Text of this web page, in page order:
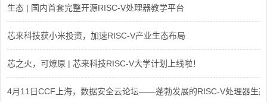
生态 | 国内首套完整开源RISC-V处理器教学平台
芯来科技获小米投资，加速RISC-V产业生态布局
芯之火，可燎原 | 芯来科技RISC-V大学计划上线啦！
4月11日CCF上海，数据安全云论坛——蓬勃发展的RISC-V处理器生态